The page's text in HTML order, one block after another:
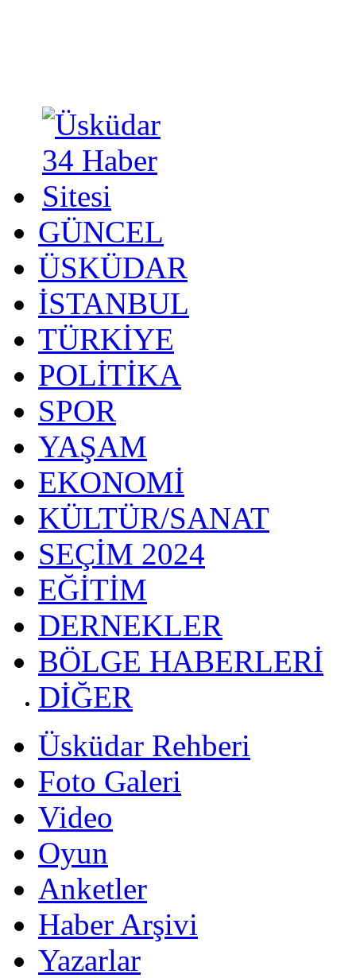
GÜNCEL
ÜSKÜDAR
İSTANBUL
TÜRKİYE
POLİTİKA
SPOR
YAŞAM
EKONOMİ
KÜLTÜR/SANAT
SEÇİM 2024
EĞİTİM
DERNEKLER
BÖLGE HABERLERİ
DİĞER
Üsküdar Rehberi
Foto Galeri
Video
Oyun
Anketler
Haber Arşivi
Yazarlar